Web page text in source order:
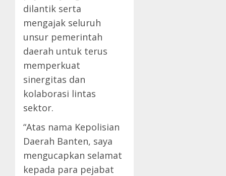
dilantik serta
mengajak seluruh
unsur pemerintah
daerah untuk terus
memperkuat
sinergitas dan
kolaborasi lintas
sektor.
“Atas nama Kepolisian
Daerah Banten, saya
mengucapkan selamat
kepada para pejabat